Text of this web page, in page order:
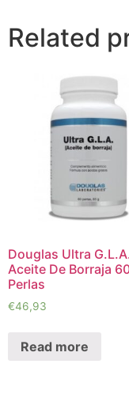
Related
Douglas Ultra
Aceite De Borraja
Perlas
€46,93
Read more